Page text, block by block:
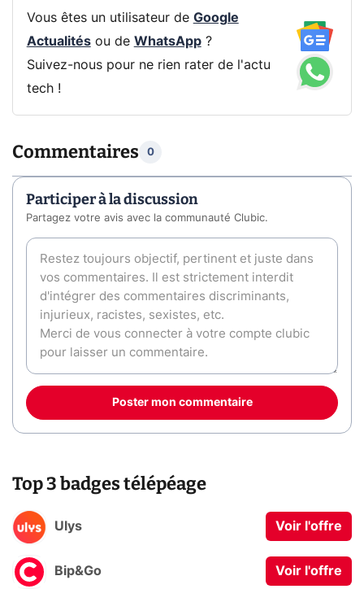
Vous êtes un utilisateur de Google
Actualitésou de WhatsApp?
Suivez-nous pour ne rien rater de l'actu
tech !
Commentaires 0
Participer à la discussion
Partagez votre avis avec la communauté Clubic.
Poster mon commentaire
Top 3 badges télépéage
Ulys Voir l'offre
Bip&Go Voir l'offre